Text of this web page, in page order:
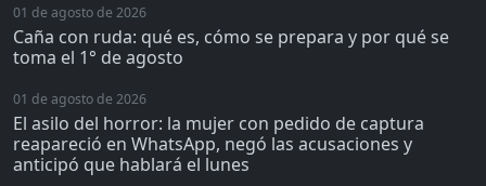
01 de agosto de 2026
Caña con ruda: qué es, cómo se prepara y por qué se
toma el 1° de agosto
01 de agosto de 2026
El asilo del horror: la mujer con pedido de captura
reapareció en WhatsApp, negó las acusaciones y
anticipó que hablará el lunes